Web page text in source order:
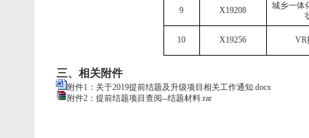
9 X19208
城乡一体
10 X19256 VR
三、相关附件
附件1：关于2019提前结题及升级项目相关工作通知.docx
附件2：提前结题项目查阅--结题材料.rar